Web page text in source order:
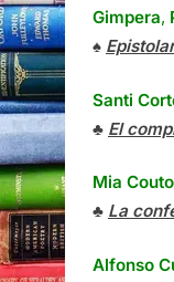
Gimpera,
♠
Santi
♣ El
Mia Couto
♣ La
Alfonso